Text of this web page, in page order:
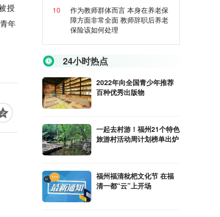
授
年
10
作为教师群体而言 本身在养老保
障方面非常全面 教师辞职后养老
保险该如何处理
24小时热点
2022年向全国青少年推荐
百种优秀出版物
一起去村游！福州21个特色
旅游村活动周计划榜单出炉
福州福清枇杷文化节 在福
清一都“云”上开场